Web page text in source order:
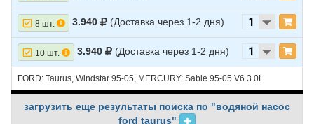
8 шт. 3.940 (Доставка через 1-2 дня)
10 шт. 3.940 (Доставка через 1-2 дня)
FORD: Taurus, Windstar 95-05, MERCURY: Sable 95-05 V6 3.0L
загрузить еще результаты поиска по "водяной насос
ford taurus"